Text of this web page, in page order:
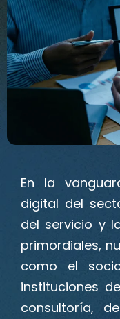
En la
digital del
del servicio y
primordiales,
como el
instituciones
consultoría,